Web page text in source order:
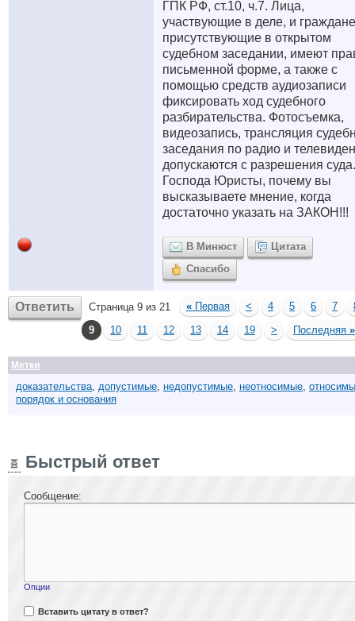
ГПК РФ, ст.10, ч.7. Лица,
участвующие в деле, и
присутствующие в открытом
судебном заседании, имеют
письменной форме, а также с
помощью средств аудиозаписи
фиксировать ход судебного
разбирательства. Фотосъемка,
видеозапись, трансляция
заседания по радио и
допускаются с разрешения суда.
Господа Юристы, почему вы
высказываете мнение, когда
достаточно указать на ЗАКОН!!!
В Минюст
Цитата
Спасибо
Ответить Страница 9 из 21 « Первая < 4 5 6 7
9
10 11 12 13 14 19 > Последняя »
Метки
доказательства, допустимые, недопустимые, неотносимые,
порядок и основания
Быстрый ответ
Сообщение:
Опции
Вставить цитату в ответ?